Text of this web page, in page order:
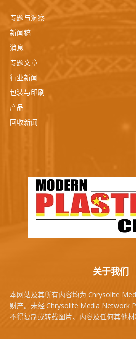
专题与洞察
新闻稿
消息
专题文章
行业新闻
包装与印刷
产品
回收新闻
关于我们
本网站及其所有内容均为 Chrysolite
财产。未经 Chrysolite Media Network
不得复制或转载图片、内容及任何其他材